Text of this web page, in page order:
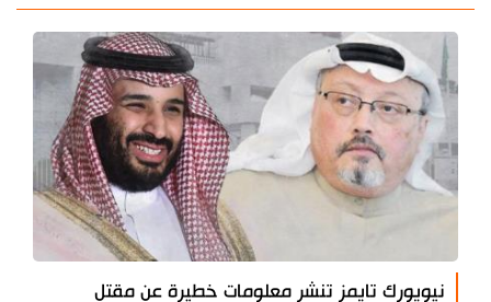
نيويورك تايمز تنشر معلومات خطيرة عن مقتل